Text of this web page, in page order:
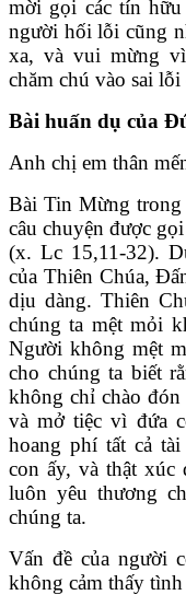
mời gọi các tín
người hối lỗi cũng
xa, và vui mừng
chăm chú vào sai lỗi
Bài huấn dụ của
Anh chị em thân
Bài Tin Mừng trong
câu chuyện được
(x. Lc 15,11-32).
của Thiên Chúa,
dịu dàng. Thiên
chúng ta mệt mỏi
Người không mệt
cho chúng ta biết
không chỉ chào
và mở tiệc vì đứa
hoang phí tất cả
con ấy, và thật xúc
luôn yêu thương
chúng ta.
Vấn đề của người
không cảm thấy tình